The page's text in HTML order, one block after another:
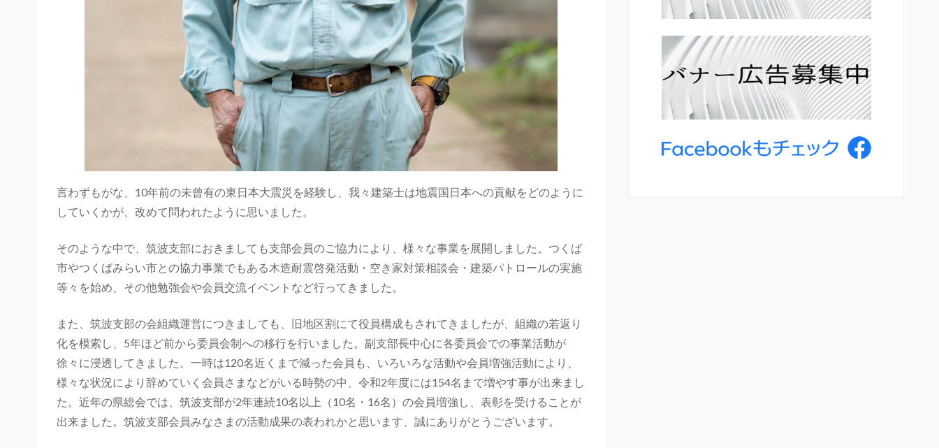
言わずもがな、10年前の未曾有の東日本大震災を経験し、我々建築士は地震国日本への貢献をどのように
していくかが、改めて問われたように思いました。
そのような中で、筑波支部におきましても支部会員のご協力により、様々な事業を展開しました。つくば
市やつくばみらい市との協力事業でもある木造耐震啓発活動・空き家対策相談会・建築パトロールの実施
等々を始め、その他勉強会や会員交流イベントなど行ってきました。
また、筑波支部の会組織運営につきましても、旧地区割にて役員構成もされてきましたが、組織の若返り
化を模索し、5年ほど前から委員会制への移行を行いました。副支部長中心に各委員会での事業活動が
徐々に浸透してきました。一時は120名近くまで減った会員も、いろいろな活動や会員増強活動により、
様々な状況により辞めていく会員さまなどがいる時勢の中、令和2年度には154名まで増やす事が出来まし
た。近年の県総会では、筑波支部が2年連続10名以上（10名・16名）の会員増強し、表彰を受けることが
出来ました。筑波支部会員みなさまの活動成果の表われかと思います、誠にありがとうございます。